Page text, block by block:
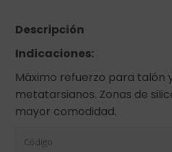
Descripción
Indicaciones:
Máximo refuerzo para talón
metatarsianos. Zonas de
mayor comodidad.
Código